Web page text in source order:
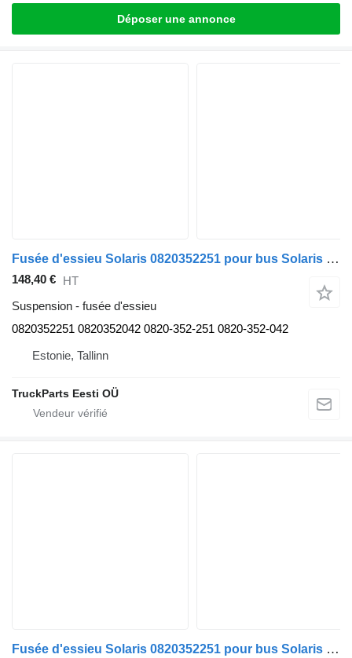
Déposer une annonce
Fusée d'essieu Solaris 0820352251 pour bus Solaris Urbino, Alpino, Vacanza (1999-)
148,40 € HT
Suspension - fusée d'essieu
0820352251 0820352042 0820-352-251 0820-352-042
Estonie, Tallinn
TruckParts Eesti OÜ
Fusée d'essieu Solaris 0820352251 pour bus Solaris Urbino, Alpino, Vacanza (1999-)